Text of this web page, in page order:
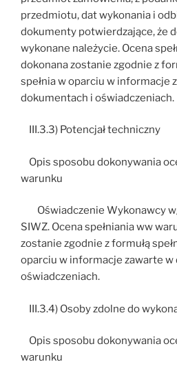
przedmiotu, dat wykonania i
dokumenty potwierdzające, że
wykonane należycie. Ocena
dokonana zostanie zgodnie z
spełnia w oparciu w informacje
dokumentach i oświadczeniach.
III.3.3) Potencjał techniczny
Opis sposobu dokonywania
warunku
Oświadczenie Wykonawcy
SIWZ. Ocena spełniania ww
zostanie zgodnie z formułą
oparciu w informacje zawarte w
oświadczeniach.
III.3.4) Osoby zdolne do
Opis sposobu dokonywania
warunku